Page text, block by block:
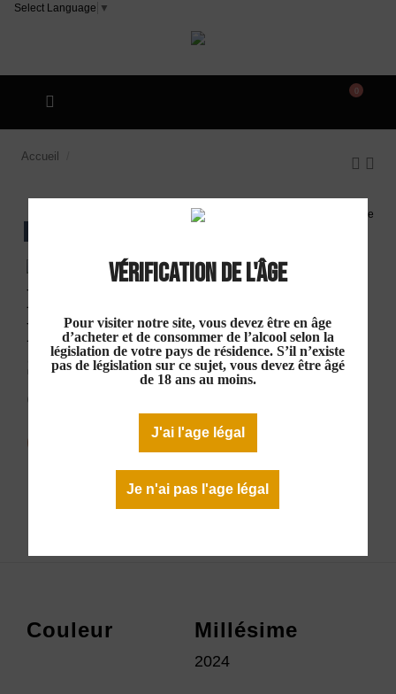
Vérification de l'âge
Pour visiter notre site, vous devez être en âge
d’acheter et de consommer de l’alcool selon la
législation de votre pays de résidence. S’il n’existe
pas de législation sur ce sujet, vous devez être âgé
de 18 ans au moins.
J'ai l'age légal
Je n'ai pas l'age légal
Select Language ▼
0
Accueil
Les Vignerons de
Pouzols Mailhac "Mont
Ségonne Pinot Noir" IGP
Oc Rouge 2024
6,20 €
Couleur Millésime
2024